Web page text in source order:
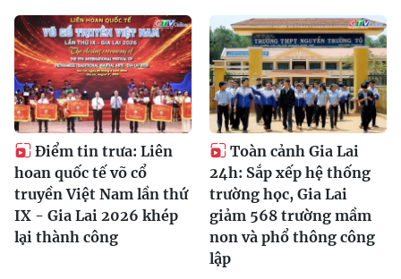
Điểm tin trưa: Liên
hoan quốc tế võ cổ
truyền Việt Nam lần thứ
IX - Gia Lai 2026 khép
lại thành công
Toàn cảnh Gia Lai
24h: Sắp xếp hệ thống
trường học, Gia Lai
giảm 568 trường mầm
non và phổ thông công
lập